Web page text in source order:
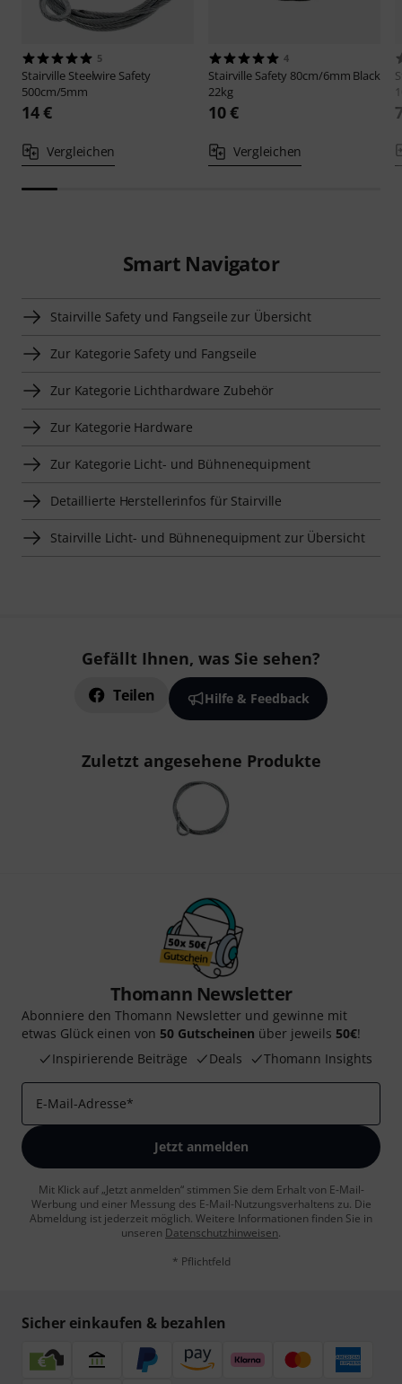
5
Stairville Steelwire Safety
500cm/5mm
14 €
Vergleichen
4
Stairville Safety 80cm/6mm Black
22kg
10 €
Vergleichen
Smart Navigator
Stairville Safety und Fangseile zur Übersicht
Zur Kategorie Safety und Fangseile
Zur Kategorie Lichthardware Zubehör
Zur Kategorie Hardware
Zur Kategorie Licht- und Bühnenequipment
Detaillierte Herstellerinfos für Stairville
Stairville Licht- und Bühnenequipment zur Übersicht
Gefällt Ihnen, was Sie sehen?
Teilen Hilfe & Feedback
Zuletzt angesehene Produkte
Thomann Newsletter
Abonniere den Thomann Newsletter und gewinne mit
etwas Glück einen von 50 Gutscheinen über jeweils 50€!
Inspirierende Beiträge
Deals Thomann Insights
E-Mail-Adresse*
Jetzt anmelden
Mit Klick auf „Jetzt anmelden“ stimmen Sie dem Erhalt von E-Mail-
Werbung und einer Messung des E-Mail-Nutzungsverhaltens zu. Die
Abmeldung ist jederzeit möglich. Weitere Informationen finden Sie in
unseren Datenschutzhinweisen.
* Pflichtfeld
Sicher einkaufen & bezahlen